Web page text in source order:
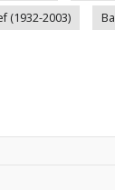
(1932-2003)